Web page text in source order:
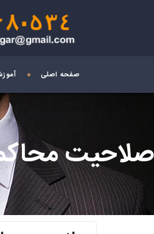
صفحه اصلی
صلاحیت